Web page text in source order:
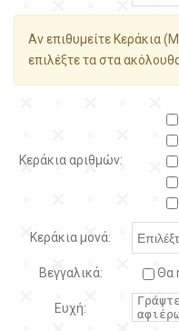
Αν επιθυμείτε Κεράκια
επιλέξτε τα στα
Κεράκια αριθμών:
Κεράκια μονά:
Βεγγαλικά: Θα
Ευχή: